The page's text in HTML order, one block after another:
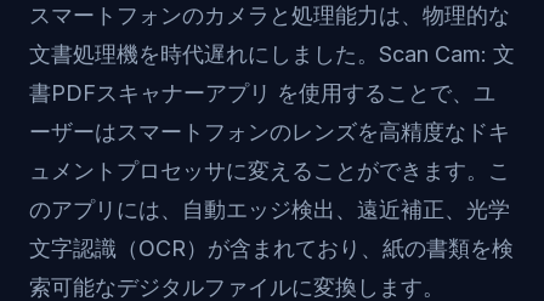
スマートフォンのカメラと処理能力は、物理的な
文書処理機を時代遅れにしました。 Scan Cam: 文
書PDFスキャナーアプリ を使用することで、ユ
ーザーはスマートフォンのレンズを高精度なドキ
ュメントプロセッサに変えることができます。こ
のアプリには、自動エッジ検出、遠近補正、光学
文字認識（OCR）が含まれており、紙の書類を検
索可能なデジタルファイルに変換します。